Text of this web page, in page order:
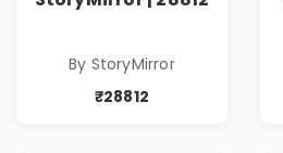
By StoryMirror
₹28812